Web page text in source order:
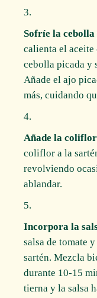
Sofríe la cebolla
calienta el
cebolla picada y
Añade el ajo
más, cuidando
Añade la coliflor
coliflor a la
revolviendo
ablandar.
Incorpora la
salsa de tomate
sartén. Mezcla
durante 10-15
tierna y la salsa